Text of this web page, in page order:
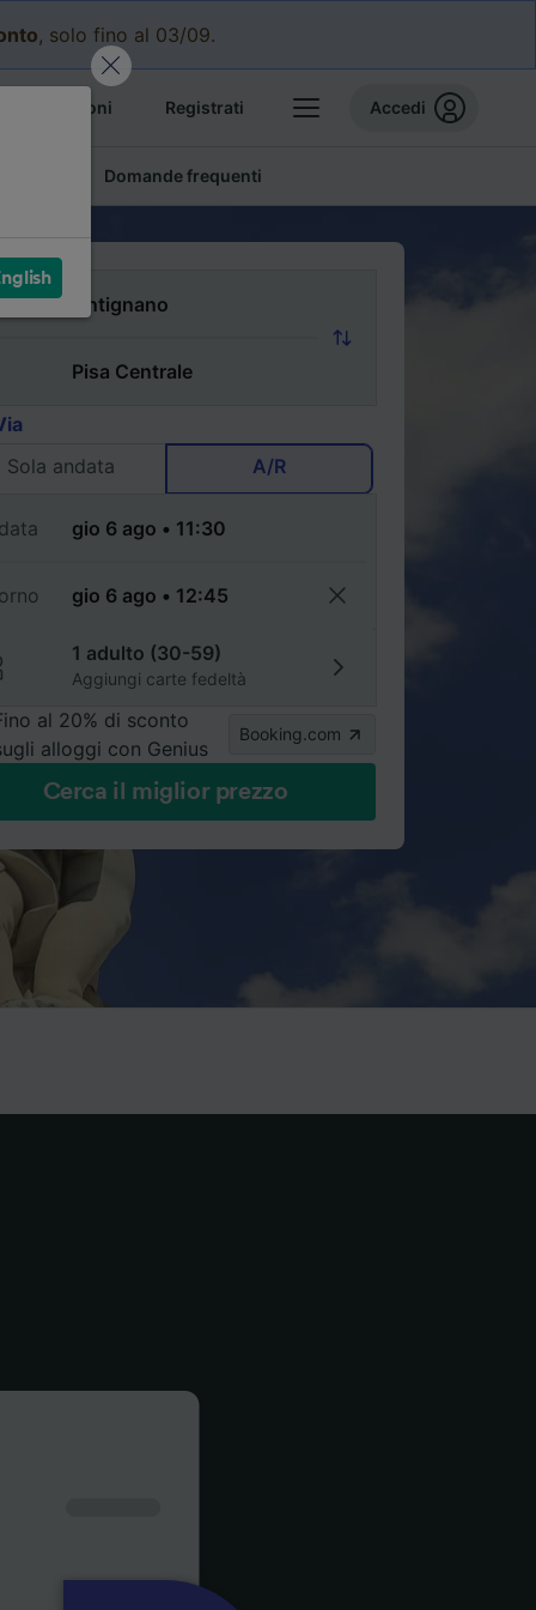
, solo fino al 03/09.
prenotazioni Registrati Accedi
Domande frequenti
Sola andata
A/R
1 adulto (30-59)
Aggiungi carte fedeltà
al 20% di sconto
alloggi con Genius
Booking.com
Cerca il miglior prezzo